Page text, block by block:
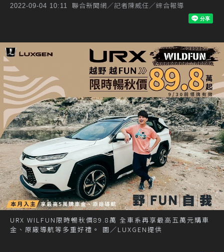
2022-09-04 10:11 聯合新聞網／記者陳威任／綜合報導
URX WILFUN限時暢秋價89.8萬 全車系再享最高五萬元購車
金、原廠導航等多重好禮。 圖／LUXGEN提供